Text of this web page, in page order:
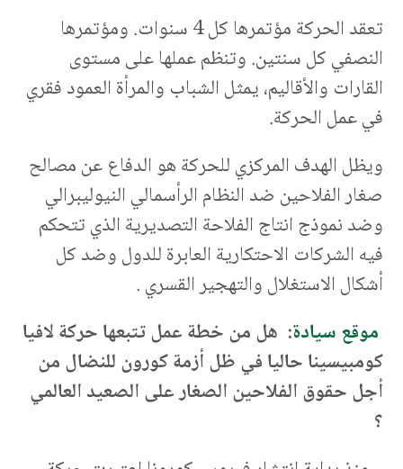
تعقد الحركة مؤتمرها كل 4 سنوات. ومؤتمرها
النصفي كل سنتين. وتنظم عملها على مستوى
القارات والأقاليم، يمثل الشباب والمرأة العمود فقري
في عمل الحركة.
ويظل الهدف المركزي للحركة هو الدفاع عن مصالح
صغار الفلاحين ضد النظام الرأسمالي النيوليبرالي
وضد نموذج انتاج الفلاحة التصديرية الذي تتحكم
فيه الشركات الاحتكارية العابرة للدول وضد كل
أشكال الاستغلال والتهجير القسري .
موقع سيادة: هل من خطة عمل تتبعها حركة لافيا
كومبيسينا حاليا في ظل أزمة كورون للنضال من
أجل حقوق الفلاحين الصغار على الصعيد العالمي
؟